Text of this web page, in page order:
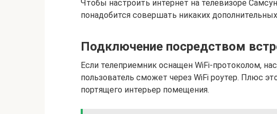
Чтобы настроить интернет на телевизоре
понадобится совершать никаких
Подключение посредством
Если телеприемник оснащен WiFi-протоколом,
пользователь сможет через WiFi роутер. Плюс
портящего интерьер помещения.